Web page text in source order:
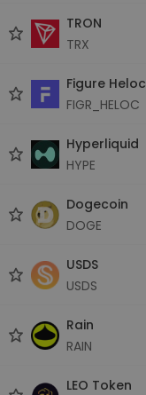
TRON
TRX
Figure Heloc
FIGR_HELOC
Hyperliquid
HYPE
Dogecoin
DOGE
USDS
USDS
Rain
RAIN
LEO Token